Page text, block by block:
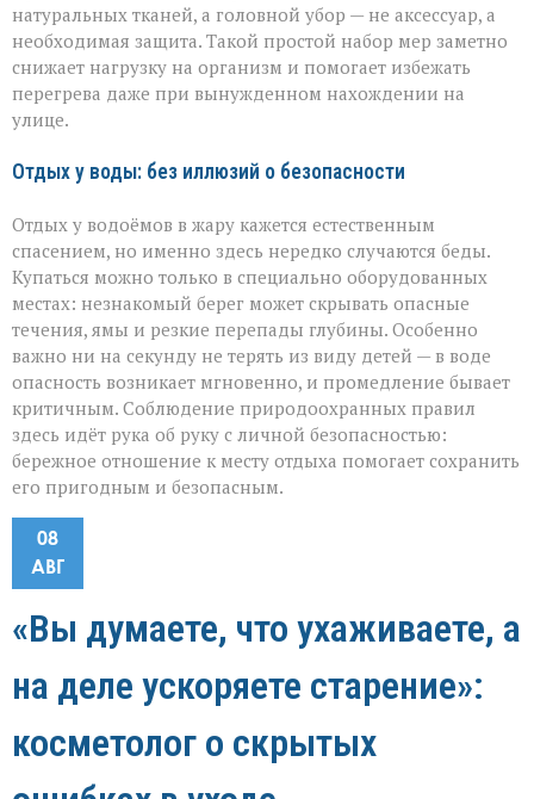
натуральных тканей, а головной убор — не аксессуар, а
необходимая защита. Такой простой набор мер заметно
снижает нагрузку на организм и помогает избежать
перегрева даже при вынужденном нахождении на
улице.
Отдых у воды: без иллюзий о безопасности
Отдых у водоёмов в жару кажется естественным
спасением, но именно здесь нередко случаются беды.
Купаться можно только в специально оборудованных
местах: незнакомый берег может скрывать опасные
течения, ямы и резкие перепады глубины. Особенно
важно ни на секунду не терять из виду детей — в воде
опасность возникает мгновенно, и промедление бывает
критичным. Соблюдение природоохранных правил
здесь идёт рука об руку с личной безопасностью:
бережное отношение к месту отдыха помогает сохранить
его пригодным и безопасным.
08
АВГ
«Вы думаете, что ухаживаете, а
на деле ускоряете старение»:
косметолог о скрытых